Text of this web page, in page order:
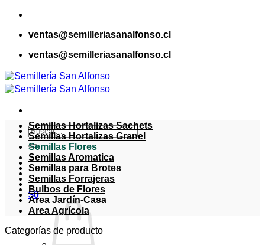
Saltar
contenidoventas@semilleriasanalfonso.cl
ventas@semilleriasanalfonso.cl
Buscar
por:
$0
Semillas Hortalizas Sachets
Semillas Hortalizas Granel
Semillas Flores
Semillas Aromatica
Semillas para Brotes
Semillas Forrajeras
Bulbos de Flores
Area Jardín-Casa
Area Agrícola
Categorías de producto